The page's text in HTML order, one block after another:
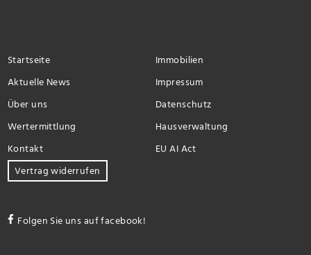
Startseite
Immobilien
Aktuelle News
Impressum
Über uns
Datenschutz
Wertermittlung
Hausverwaltung
Kontakt
EU AI Act
Vertrag widerrufen
Folgen Sie uns auf facebook!